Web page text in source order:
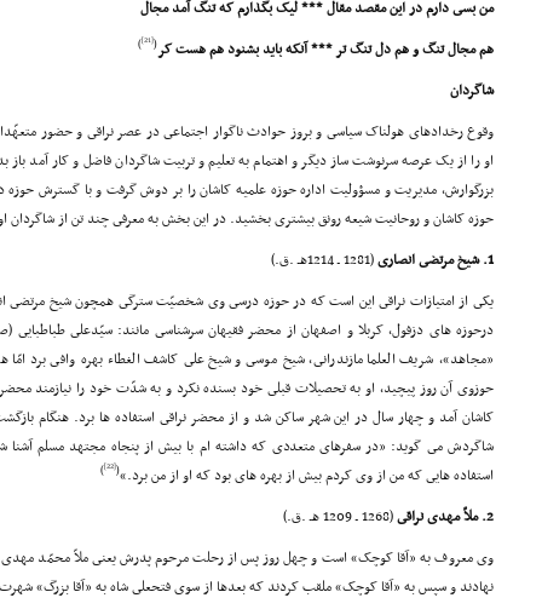
من بسى دارم در این مقصد مقال *** لیک بگذارم که تنگ آمد مجال
هم مجال تنگ و هم دل تنگ تر *** آنکه باید بشنود هم هست کر(
[21]
)
شاگردان
وقوع رخدادهاى هولناک سیاسى و بروز حوادث ناگوار اجتماعى در عصر نراقى و حضور
او را از یک عرصه سرنوشت ساز دیگر و اهتمام به تعلیم و تربیت شاگردان فاضل و کار آمد باز
بزرگوارش، مدیریت و مسؤولیت اداره حوزه علمیه کاشان را بر دوش گرفت و با گسترش
حوزه کاشان و روحانیت شیعه رونق بیشترى بخشید. در این بخش به معرفى چند تن از شاگردان
1. شیخ مرتضى انصارى
(1281 ـ 1214هـ .ق.)
یکى از امتیازات نراقى این است که در حوزه درسى وى شخصیّت سترگى همچون شیخ مرتضى
درحوزه هاى دزفول، کربلا و اصفهان از محضر فقیهان سرشناسى مانند: سیّدعلى
«مجاهد»، شریف العلما مازندرانى، شیخ موسى و شیخ على کاشف الغطاء بهره وافى برد امّا
حوزوى آن روز پیچید، او به تحصیلات قبلى خود بسنده نکرد و به شدّت خود را نیازمند
کاشان آمد و چهار سال در این شهر ساکن شد و از محضر نراقى استفاده ها برد. هنگام
شاگردش مى گوید: «در سفرهاى متعددى که داشته ام با بیش از پنجاه مجتهد مسلم آشنا
استفاده هایى که من از وى کردم بیش از بهره هاى بود که او از من برد.»(
[22]
)
2. ملاّ مهدى نراقى
(1268 ـ 1209 هـ .ق.)
وى معروف به «آقا کوچک» است و چهل روز پس از رحلت مرحوم پدرش یعنى ملاّ محمّد مهدى
نهادند و سپس به «آقا کوچک» ملقب کردند که بعدها از سوى فتحعلى شاه به «آقا بزرگ»